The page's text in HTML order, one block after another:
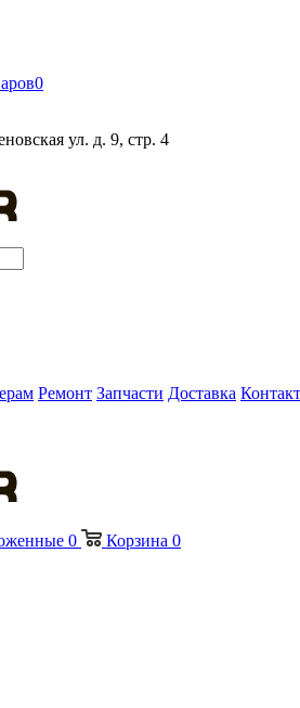
0
ул. д. 9, стр. 4
Ремонт Запчасти Доставка
0 Корзина 0